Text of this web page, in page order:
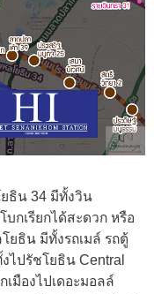
ธิน 34 มีทั้งวิน
บกเรียกได้สะดวก หรือ
ยธิน มีทั้งรถเมล์ รถตู้
ไปรัชโยธิน Central
มืองไปเดอะมอลล์